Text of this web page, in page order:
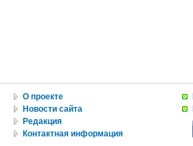
О проекте
Новости сайта
Редакция
Контактная информация